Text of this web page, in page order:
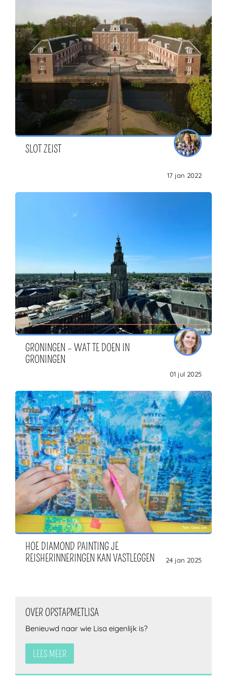
SLOT ZEIST
17 jan 2022
GRONINGEN – WAT TE DOEN IN
GRONINGEN
01 jul 2025
HOE DIAMOND PAINTING JE
REISHERINNERINGEN KAN VASTLEGGEN
24 jan 2025
OVER OPSTAPMETLISA
Benieuwd naar wie Lisa eigenlijk is?
LEES MEER